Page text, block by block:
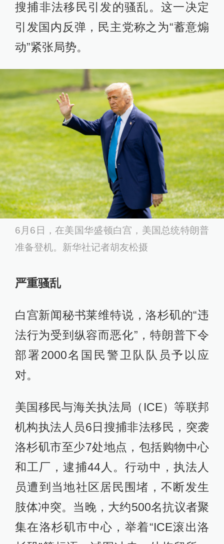
08:14
向加州派兵要花1.34亿美元？花哪了？美防
长拒答
查看详情
05:50
法官定于12日就加州阻止洛杉矶军事执法活
动请求举行听证会
查看详情
01:24
700名美国海军陆战队士兵已抵达洛杉矶
查看详情
2025-06-10
15:48
美抗议活动持续，洛杉矶警察局称目前有70
多人被捕
查看详情
抗议
11:30
特朗普与纽森互指对方要打内战，上千示威
者继续聚集洛杉矶
查看详情
国民警卫队士兵
查看详情
05:25
美官员称军方将暂时向洛杉矶部署约700名
海军陆战队员
查看详情
03:29
美国加州政府起诉特朗普调兵进入洛杉矶
查看详情
搜捕非法移民引发的骚乱。这一决定
引发国内反弹，民主党称之为“蓄意煽
动”紧张局势。
6月6日，在美国华盛顿白宫，美国总统特朗普
准备登机。新华社记者胡友松摄
严重骚乱
白宫新闻秘书莱维特说，洛杉矶的“违
法行为受到纵容而恶化”，特朗普下令
部署2000名国民警卫队队员予以应
对。
美国移民与海关执法局（ICE）等联邦
机构执法人员6日搜捕非法移民，突袭
洛杉矶市至少7处地点，包括购物中心
和工厂，逮捕44人。行动中，执法人
员遭到当地社区居民围堵，不断发生
肢体冲突。当晚，大约500名抗议者聚
集在洛杉矶市中心，举着“ICE滚出洛